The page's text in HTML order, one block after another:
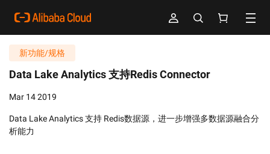
新功能/规格
Data Lake Analytics 支持Redis Connector
Mar 14 2019
Data Lake Analytics 支持 Redis数据源，进一步增强多数据源融合分
析能力